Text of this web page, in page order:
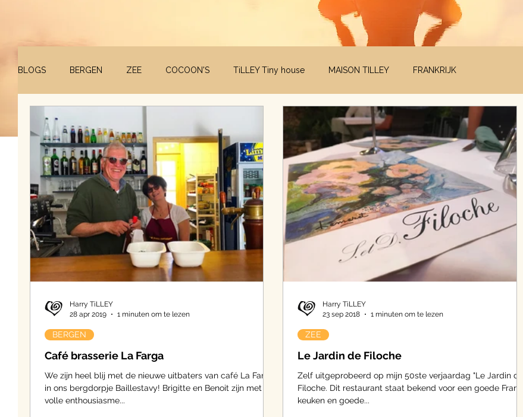
BLOGS BERGEN ZEE COCOON'S TiLLEY Tiny house MAISON TILLEY FRANKRIJK
Café brasserie La Farga
We zijn heel blij met de nieuwe uitbaters van café La Farga
in ons bergdorpje Baillestavy! Brigitte en Benoit zijn met
volle enthousiasme...
BERGEN
Harry TiLLEY
28 apr 2019
1 minuten om te lezen
Le Jardin de Filoche
Zelf uitgeprobeerd op mijn 50ste verjaardag "Le Jardin de
Filoche. Dit restaurant staat bekend voor een goede Franse
keuken en goede...
ZEE
Harry TiLLEY
23 sep 2018
1 minuten om te lezen